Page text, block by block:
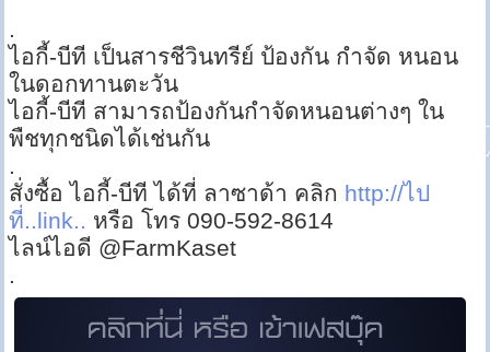
.
ไอกี้-บีที เป็นสารชีวินทรีย์ ป้องกัน กำจัด หนอน
ในดอกทานตะวัน
ไอกี้-บีที สามารถป้องกันกำจัดหนอนต่างๆ ใน
พืชทุกชนิดได้เช่นกัน
.
สั่งซื้อ ไอกี้-บีที ได้ที่ ลาซาด้า คลิก http://ไป
ที่..link.. หรือ โทร 090-592-8614
ไลน์ไอดี @FarmKaset
.